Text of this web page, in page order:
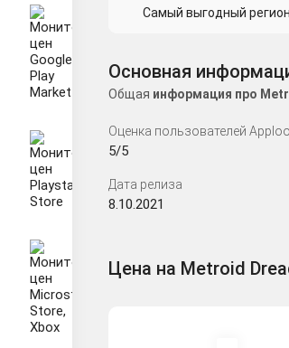
Самый выгодный
Основная
Общая информация про
Оценка пользователей
5/5
Дата релиза
8.10.2021
Цена на Metroid